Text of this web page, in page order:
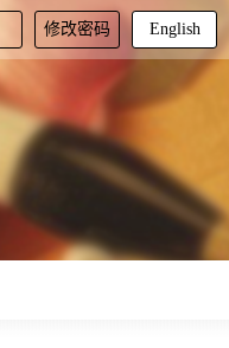
English
修改密码